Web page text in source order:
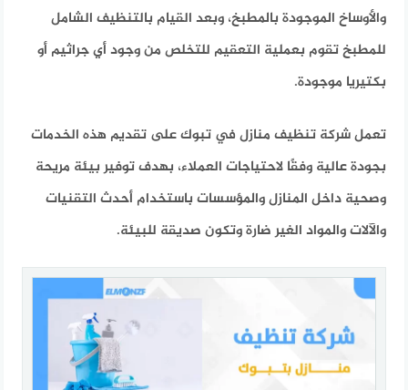
والأوساخ الموجودة بالمطبخ، وبعد القيام بالتنظيف الشامل
للمطبخ تقوم بعملية التعقيم للتخلص من وجود أي جراثيم أو
بكتيريا موجودة.
تعمل شركة تنظيف منازل في تبوك على تقديم هذه الخدمات
بجودة عالية وفقًا لاحتياجات العملاء، بهدف توفير بيئة مريحة
وصحية داخل المنازل والمؤسسات باستخدام أحدث التقنيات
والآلات والمواد الغير ضارة وتكون صديقة للبيئة.